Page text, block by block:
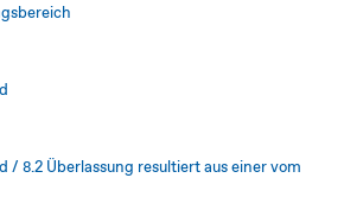
/ 8.2 Überlassung resultiert aus einer vom